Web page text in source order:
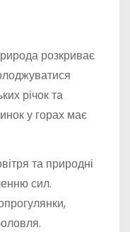
розкриває
річок та
у горах має
та природні
сил.